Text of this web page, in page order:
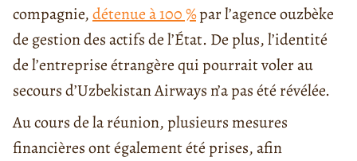
compagnie,détenue à 100 %par l’agence ouzbèke
de gestion des actifs de l’État. De plus, l’identité
de l’entreprise étrangère qui pourrait voler au
secours d’Uzbekistan Airways n’a pas été révélée.
Au cours de la réunion, plusieurs mesures
financières ont également été prises, afin